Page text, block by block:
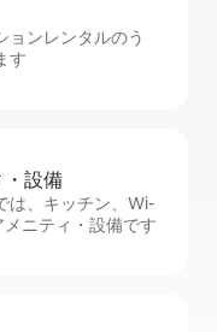
ョンレンタルのう
す
設⁠備
は、キッチン、Wi-
ニティ・設備です